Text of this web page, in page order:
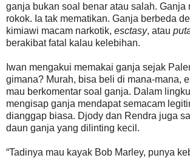
ganja bukan soal benar atau salah. Ganja
rokok. Ia tak mematikan. Ganja berbeda
kimiawi macam narkotik, esctasy, atau
berakibat fatal kalau kelebihan.
Iwan mengakui memakai ganja sejak
gimana? Murah, bisa beli di mana-mana,
mau berkomentar soal ganja. Dalam
mengisap ganja mendapat semacam
dianggap biasa. Djody dan Rendra juga
daun ganja yang dilinting kecil.
“Tadinya mau kayak Bob Marley, punya